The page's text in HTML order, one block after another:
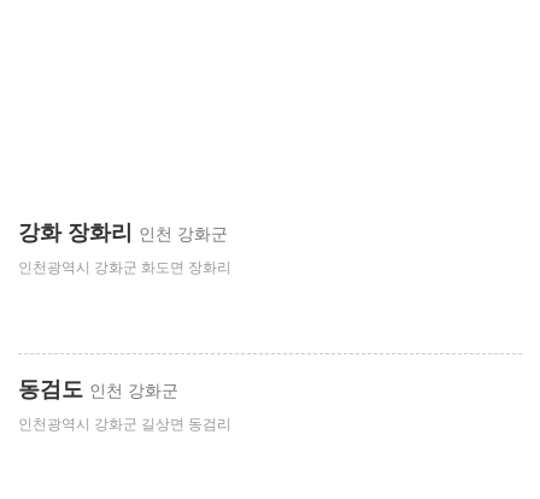
강화 장화리 인천 강화군
인천광역시 강화군 화도면 장화리
동검도 인천 강화군
인천광역시 강화군 길상면 동검리